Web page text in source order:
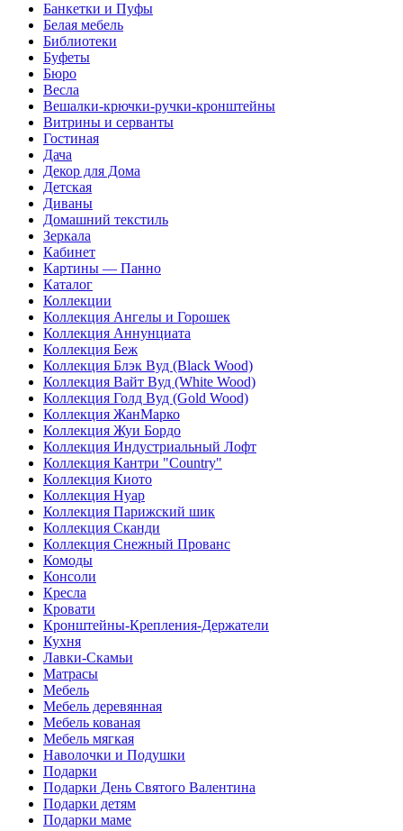
Банкетки и Пуфы
Белая мебель
Библиотеки
Буфеты
Бюро
Весла
Вешалки-крючки-ручки-кронштейны
Витрины и серванты
Гостиная
Дача
Декор для Дома
Детская
Диваны
Домашний текстиль
Зеркала
Кабинет
Картины — Панно
Каталог
Коллекции
Коллекция Ангелы и Горошек
Коллекция Аннунциата
Коллекция Беж
Коллекция Блэк Вуд (Black Wood)
Коллекция Вайт Вуд (White Wood)
Коллекция Голд Вуд (Gold Wood)
Коллекция ЖанМарко
Коллекция Жуи Бордо
Коллекция Индустриальный Лофт
Коллекция Кантри "Country"
Коллекция Киото
Коллекция Нуар
Коллекция Парижский шик
Коллекция Сканди
Коллекция Снежный Прованс
Комоды
Консоли
Кресла
Кровати
Кронштейны-Крепления-Держатели
Кухня
Лавки-Скамьи
Матрасы
Мебель
Мебель деревянная
Мебель кованая
Мебель мягкая
Наволочки и Подушки
Подарки
Подарки День Святого Валентина
Подарки детям
Подарки маме